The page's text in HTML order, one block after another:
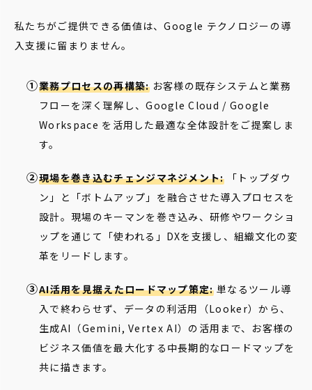
私たちがご提供できる価値は、Google テクノロジーの導
入支援に留まりません。
業務プロセスの再構築:お客様の既存システムと業務
フローを深く理解し、Google Cloud / Google
Workspace を活用した最適な全体設計をご提案しま
す。
現場を巻き込むチェンジマネジメント:「トップダウ
ン」と「ボトムアップ」を融合させた導入プロセスを
設計。現場のキーマンを巻き込み、研修やワークショ
ップを通じて「使われる」DXを支援し、組織文化の変
革をリードします。
AI活用を見据えたロードマップ策定:単なるツール導
入で終わらせず、データの利活用（Looker）から、
生成AI（Gemini, Vertex AI）の活用まで、お客様の
ビジネス価値を最大化する中長期的なロードマップを
共に描きます。